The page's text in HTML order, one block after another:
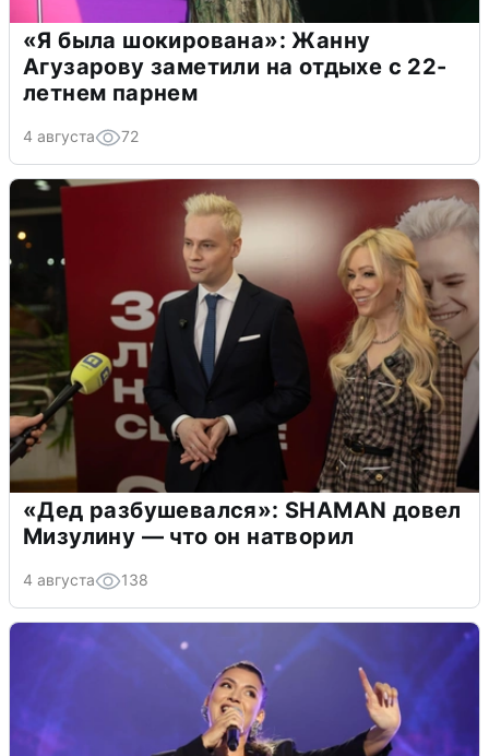
«Я была шокирована»: Жанну
Агузарову заметили на отдыхе с 22-
летнем парнем
4 августа 72
«Дед разбушевался»: SHAMAN довел
Мизулину — что он натворил
4 августа 138